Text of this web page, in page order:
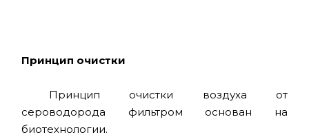
Принцип очистки
Принцип очистки воздуха от
сероводорода фильтром основан на
биотехнологии.